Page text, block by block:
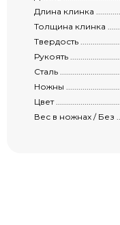
Длина клинка
Толщина клинка
Твердость
Рукоять
Сталь
Ножны
Цвет
Вес в ножнах / Без